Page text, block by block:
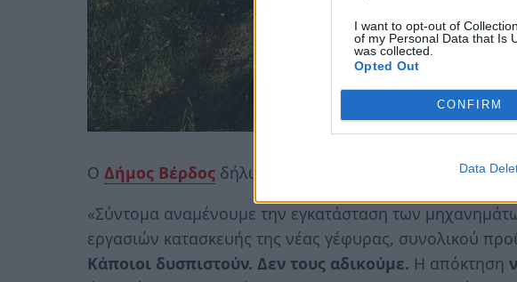
I want to opt-out of
of my Personal Data that Is
was collected.
Opted Out
CONFIRM
Data
Ο Δήμος Βέρδος δήλωσε:
«Σύντομα αναμένουμε την εγκατάσταση των
εργασιών κατασκευής της νέας γέφυρας, συνολικού
Κάποιοι δυσπιστούν. Δεν τους αδικούμε. Η απόκτηση